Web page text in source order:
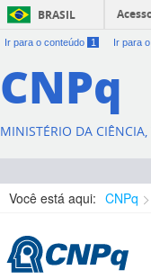
BRASIL
Ir para o conteúdo 1 Ir para
CNPq
MINISTÉRIO DA
Você está aqui: CNPq